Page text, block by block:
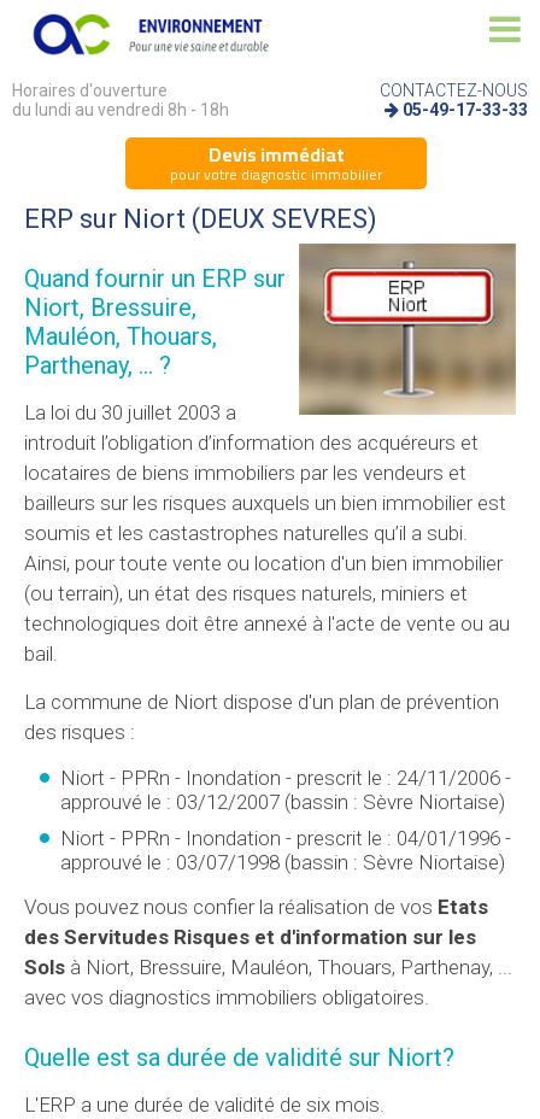
Horaires d'ouverture
du lundi au vendredi 8h - 18h
CONTACTEZ-NOUS
05-49-17-33-33
Devis immédiat
pour votre diagnostic immobilier
ERP sur Niort (DEUX SEVRES)
Quand fournir un ERP sur
Niort, Bressuire,
Mauléon, Thouars,
Parthenay, ... ?
La loi du 30 juillet 2003 a
introduit l’obligation d’information des acquéreurs et
locataires de biens immobiliers par les vendeurs et
bailleurs sur les risques auxquels un bien immobilier est
soumis et les castastrophes naturelles qu’il a subi.
Ainsi, pour toute vente ou location d'un bien immobilier
(ou terrain), un état des risques naturels, miniers et
technologiques doit être annexé à l'acte de vente ou au
bail.
La commune de Niort dispose d'un plan de prévention
des risques :
Niort - PPRn - Inondation - prescrit le : 24/11/2006 -
approuvé le : 03/12/2007 (bassin : Sèvre Niortaise)
Niort - PPRn - Inondation - prescrit le : 04/01/1996 -
approuvé le : 03/07/1998 (bassin : Sèvre Niortaise)
Vous pouvez nous confier la réalisation de vos Etats
des Servitudes Risques et d'information sur les
Sols à Niort, Bressuire, Mauléon, Thouars, Parthenay, ...
avec vos diagnostics immobiliers obligatoires.
Quelle est sa durée de validité sur Niort?
L'ERP a une durée de validité de six mois.